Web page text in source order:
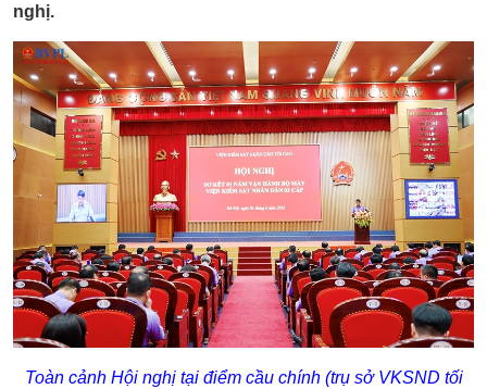
nghị.
Toàn cảnh Hội nghị tại điểm cầu chính (trụ sở VKSND tối